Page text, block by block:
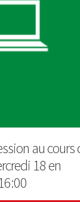
au cours
18 en